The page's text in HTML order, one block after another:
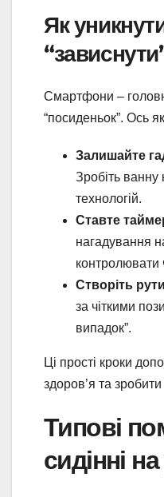
Як
Смартфони –
“посиденьок”. Ось
Залишайте
Зробіть ванну
технологій.
Ставте
нагадування
контролювати
Створіть
за чіткими
випадок”.
Ці прості кроки
здоров’я та
Типові
сидінні на